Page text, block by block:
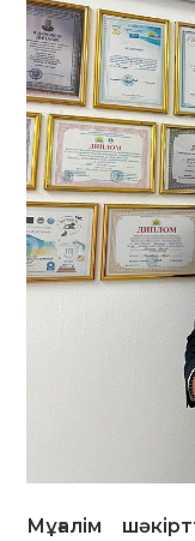
Мұғалім